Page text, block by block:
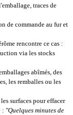
traces de
de commande au fur et
rencontre ce cas :
via les stocks
abîmés, des
les remballes ou les
surfaces pour effacer
: "Quelques minutes de